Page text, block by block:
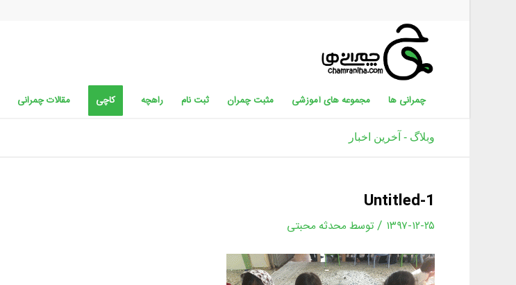
چمرانی ها مجموعه های آموزشی مثبت چمران ثبت نام راهچه کاچی مقالات چمرانی
وبلاگ - آخرین اخبار
Untitled-1
۱۳۹۷-۱۲-۲۵ / توسط محدثه محبتی